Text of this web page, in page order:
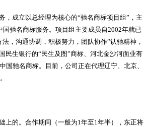
成立以总经理为核心的“驰名商标项目组”，主
驰名商标服务。项目组主要成员自2002年就已
，沟通协调，积极努力，团队协作”认驰精神，
民生银行的“民生及图”商标、河北金沙河面业有
国驰名商标。目前，公司正在代理辽宁、北京、
上的。合作期间（一般为1年至1年半），东正将